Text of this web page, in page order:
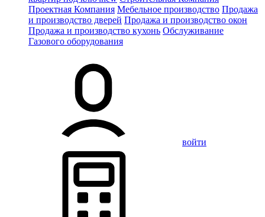
Проектная Компания Мебельное производство Продажа
и производство дверей Продажа и производство окон
Продажа и производство кухонь Обслуживание
Газового оборудования
войти